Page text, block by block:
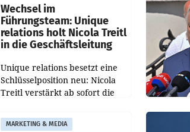
werden.
Wechsel im
Führungsteam: Unique
relations holt Nicola Treitl
in die Geschäftsleitung
Unique relations besetzt eine
Schlüsselposition neu: Nicola
Treitl verstärkt ab sofort die
PR-Agentur an der Seite von
MARKETING & MEDIA